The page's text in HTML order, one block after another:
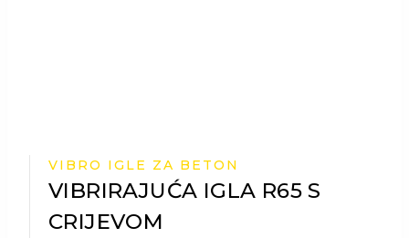
VIBRO IGLE ZA BETON
VIBRIRAJUĆA IGLA R65 S
CRIJEVOM